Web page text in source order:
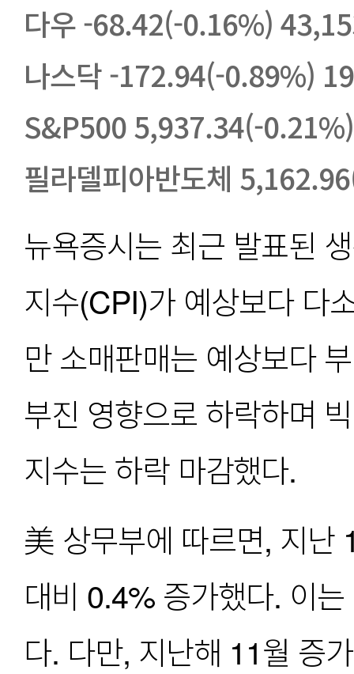
다우 -68.42(-0.16%)
나스닥 -172.94(-0.89%)
S&P500 5,937.34(-0.21%)
필라델피아반도체
뉴욕증시는 최근 발표된
지수(CPI)가 예상보다 다
만 소매판매는 예상보다
부진 영향으로 하락하며
지수는 하락 마감했다.
美 상무부에 따르면, 지난
대비 0.4% 증가했다. 이
다. 다만, 지난해 11월 증